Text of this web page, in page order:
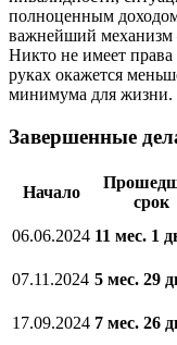
полноценным
важнейший
Никто не имеет права
руках окажется
минимума для жизни.
Завершенные
Начало
срок
06.06.2024 11 мес. 1
07.11.2024 5 мес. 29
17.09.2024 7 мес. 26